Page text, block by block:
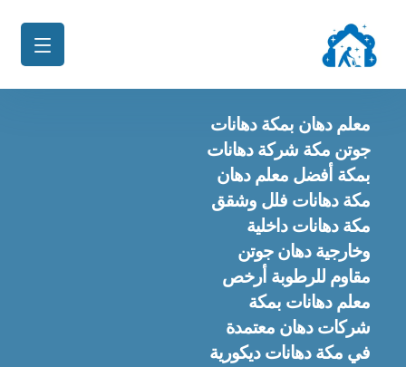
معلم دهان بمكة دهانات
جوتن مكة شركة دهانات
بمكة أفضل معلم دهان
مكة دهانات فلل وشقق
مكة دهانات داخلية
وخارجية دهان جوتن
مقاوم للرطوبة أرخص
معلم دهانات بمكة
شركات دهان معتمدة
في مكة دهانات ديكورية